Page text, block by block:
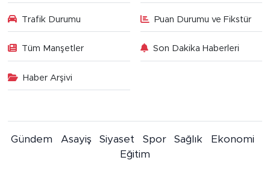
Trafik Durumu Puan Durumu ve Fikstür
Tüm Manşetler Son Dakika Haberleri
Haber Arşivi
Gündem Asayiş Siyaset Spor Sağlık
Ekonomi
Eğitim